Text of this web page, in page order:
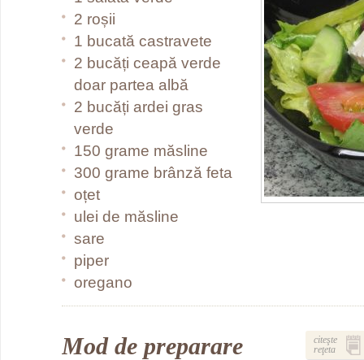
2 roșii
1 bucată castravete
2 bucăți ceapă verde
doar partea albă
2 bucăți ardei gras
verde
150 grame măsline
300 grame brânză feta
oțet
ulei de măsline
sare
piper
oregano
Mod de preparare
citeşte
reţeta